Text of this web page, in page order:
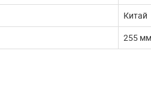
ЧИТАТЬ ДАЛЬШЕ
Китай
255 мм